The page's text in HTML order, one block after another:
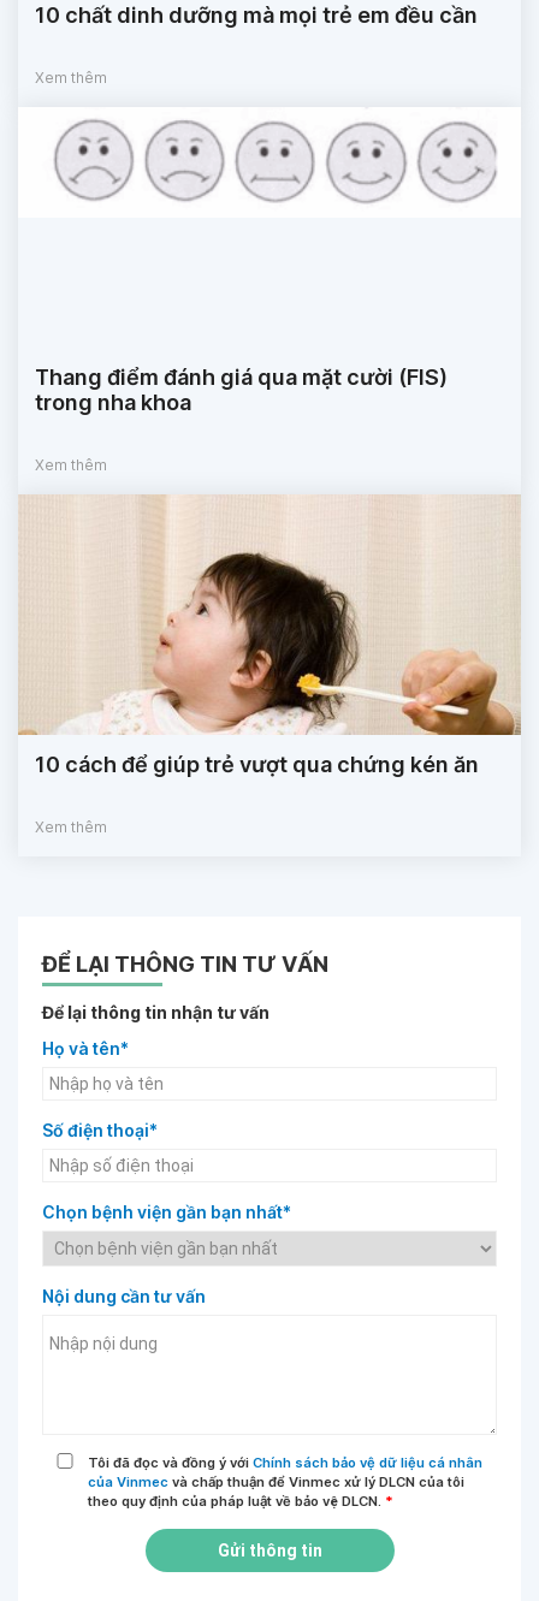
10 chất dinh dưỡng mà mọi trẻ em đều cần
Xem thêm
Thang điểm đánh giá qua mặt cười (FIS)
trong nha khoa
Xem thêm
10 cách để giúp trẻ vượt qua chứng kén ăn
Xem thêm
ĐỂ LẠI THÔNG TIN TƯ VẤN
Để lại thông tin nhận tư vấn
Họ và tên*
Số điện thoại*
Chọn bệnh viện gần bạn nhất*
Nội dung cần tư vấn
Tôi đã đọc và đồng ý với Chính sách bảo vệ dữ liệu cá nhân
của Vinmec và chấp thuận để Vinmec xử lý DLCN của tôi
theo quy định của pháp luật về bảo vệ DLCN. *
Gửi thông tin